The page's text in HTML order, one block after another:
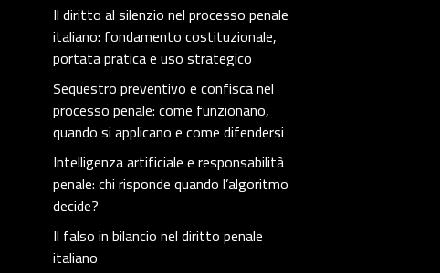
Il diritto al silenzio nel processo penale
italiano: fondamento costituzionale,
portata pratica e uso strategico
Sequestro preventivo e confisca nel
processo penale: come funzionano,
quando si applicano e come difendersi
Intelligenza artificiale e responsabilità
penale: chi risponde quando l’algoritmo
decide?
Il falso in bilancio nel diritto penale
italiano